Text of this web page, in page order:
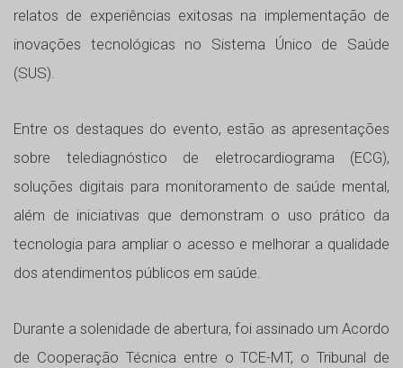
relatos de experiências exitosas na implementação de
inovações tecnológicas no Sistema Único de Saúde
(SUS).
Entre os destaques do evento, estão as apresentações
sobre telediagnóstico de eletrocardiograma (ECG),
soluções digitais para monitoramento de saúde mental,
além de iniciativas que demonstram o uso prático da
tecnologia para ampliar o acesso e melhorar a qualidade
dos atendimentos públicos em saúde.
Durante a solenidade de abertura, foi assinado um Acordo
de Cooperação Técnica entre o TCE-MT, o Tribunal de